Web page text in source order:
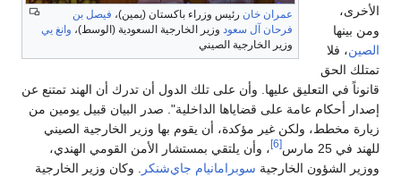
عمران خان رئيس وزراء باكستان (يمين)، فيصل بن
فرحان آل سعود وزير الخارجية السعودية (الوسط)، وانغ يي
وزير الخارجية الصيني
الأخرى،
ومن بينها
الصين، فلا
تمتلك الحق
قانوناً في التعليق عليها. وأن على تلك الدول أن تدرك أن الهند تمتنع عن
إصدار أحكام عامة على قضاياها الداخلية". صدر البيان قبيل يومين من
زيارة مخطط، ولكن غير مؤكدة، أن يقوم بها وزير الخارجية الصيني
للهند في 25 مارس
[6]
، وأن يلتقي بمستشار الأمن القومي الهندي،
ووزير الشؤون الخارجية سوبرامانيام جاي‌شنكر . وكان وزير الخارجية